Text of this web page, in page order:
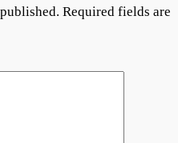
Required fields are